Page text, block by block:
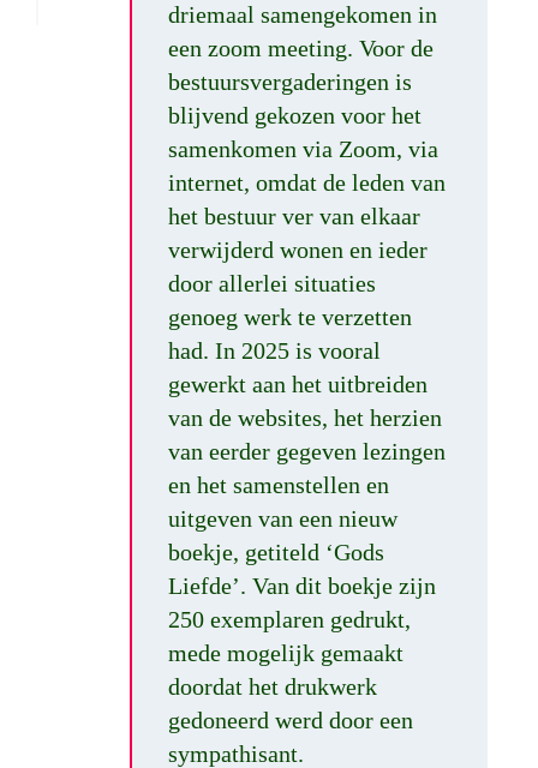
driemaal samengekomen in
een zoom meeting. Voor de
bestuursvergaderingen is
blijvend gekozen voor het
samenkomen via Zoom, via
internet, omdat de leden van
het bestuur ver van elkaar
verwijderd wonen en ieder
door allerlei situaties
genoeg werk te verzetten
had. In 2025 is vooral
gewerkt aan het uitbreiden
van de websites, het herzien
van eerder gegeven lezingen
en het samenstellen en
uitgeven van een nieuw
boekje, getiteld ‘Gods
Liefde’. Van dit boekje zijn
250 exemplaren gedrukt,
mede mogelijk gemaakt
doordat het drukwerk
gedoneerd werd door een
sympathisant.